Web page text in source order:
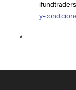
y-
*